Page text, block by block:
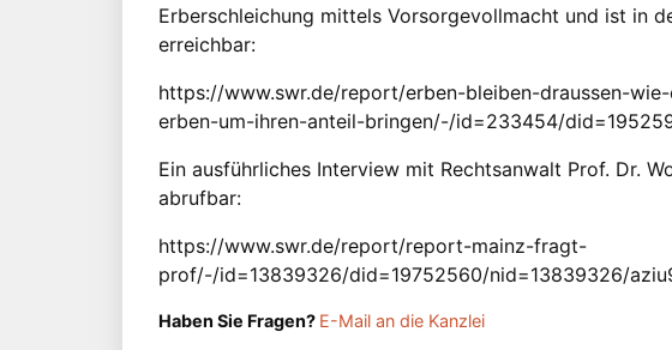
Erberschleichung mittels Vorsorgevollmacht und ist in
erreichbar:
https://www.swr.de/report/erben-bleiben-draussen-
erben-um-ihren-anteil-bringen/-/id=233454/
Ein ausführliches Interview mit Rechtsanwalt Prof. Dr.
abrufbar:
https://www.swr.de/report/report-mainz-fragt-
prof/-/id=13839326/did=19752560/nid=13839326/
Haben Sie Fragen? E-Mail an die Kanzlei